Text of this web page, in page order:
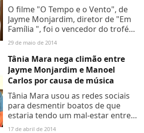
O filme "O Tempo e o Vento", de
Jayme Monjardim, diretor de "Em
Família ", foi o vencedor do troféu
Lente de Cristal no 5º Cinefest
Circuito Inffinito...
29 de maio de 2014
Tânia Mara nega climão entre
Jayme Monjardim e Manoel
Carlos por causa de música
Tânia Mara usou as redes sociais
para desmentir boatos de que
estaria tendo um mal-estar entre
Manoel Carlos e seu marido, Jayme
17 de abril de 2014